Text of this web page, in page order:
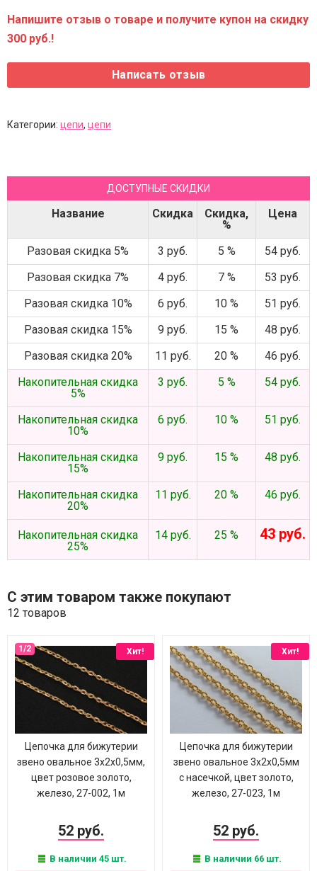
Напишите отзыв о товаре и получите купон на скидку
300 руб.!
Категории: цепи, цепи
ДОСТУПНЫЕ СКИДКИ
Название Скидка
Скидка,
%
Цена
Разовая скидка 5% 3 руб. 5 %
54 руб.
Разовая скидка 7%
4 руб. 7 %
53 руб.
Разовая скидка 10%
6 руб. 10 %
51 руб.
Разовая скидка 15%
9 руб. 15 %
48 руб.
Разовая скидка 20%
11 руб. 20 %
46 руб.
Накопительная скидка
5%
3 руб. 5 % 54 руб.
Накопительная скидка
10%
6 руб. 10 % 51 руб.
Накопительная скидка
15%
9 руб. 15 % 48 руб.
Накопительная скидка
20%
11 руб. 20 % 46 руб.
Накопительная скидка
25%
14 руб. 25 % 43 руб.
С этим товаром также покупают
12 товаров
Хит!
Цепочка для бижутерии
звено овальное 3х2х0,5мм,
цвет розовое золото,
железо, 27-002, 1м
52 руб.
В наличии 45 шт.
Хит!
Цепочка для бижутерии
звено овальное 3х2х0,5мм
с насечкой, цвет золото,
железо, 27-023, 1м
52 руб.
В наличии 66 шт.